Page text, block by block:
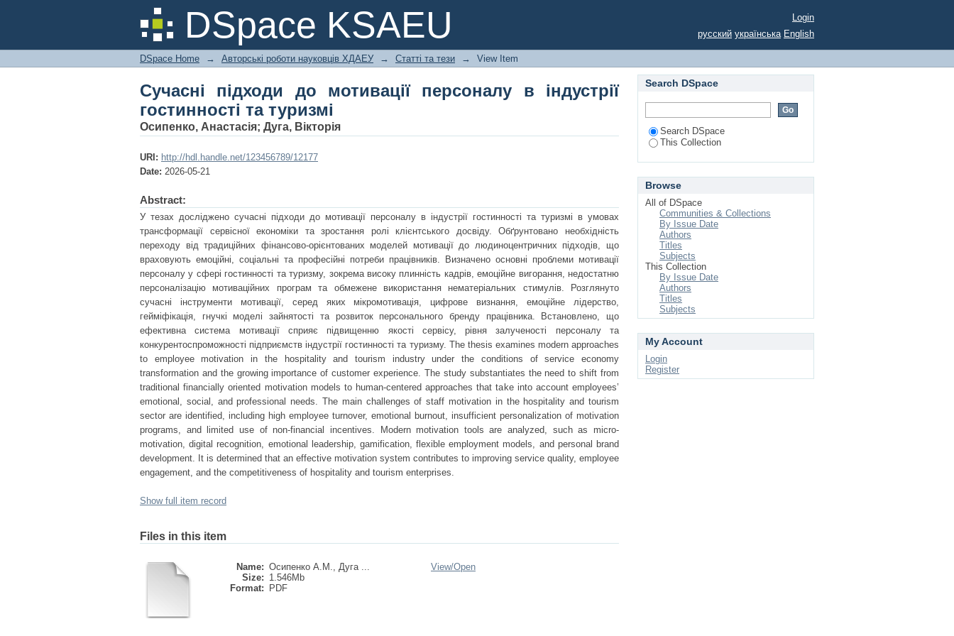
DSpace KSAEU
Сучасні підходи до мотивації персоналу в індустрії гостинності та туризмі
Login
русский українська English
DSpace Home → Авторські роботи науковців ХДАЕУ → Статті та тези → View Item
Сучасні підходи до мотивації персоналу в індустрії
гостинності та туризмі
Осипенко, Анастасія; Дуга, Вікторія
URI: http://hdl.handle.net/123456789/12177
Date: 2026-05-21
Abstract:
У тезах досліджено сучасні підходи до мотивації персоналу в індустрії гостинності та туризмі в умовах
трансформації сервісної економіки та зростання ролі клієнтського досвіду. Обґрунтовано необхідність
переходу від традиційних фінансово-орієнтованих моделей мотивації до людиноцентричних підходів, що
враховують емоційні, соціальні та професійні потреби працівників. Визначено основні проблеми мотивації
персоналу у сфері гостинності та туризму, зокрема високу плинність кадрів, емоційне вигорання, недостатню
персоналізацію мотиваційних програм та обмежене використання нематеріальних стимулів. Розглянуто
сучасні інструменти мотивації, серед яких мікромотивація, цифрове визнання, емоційне лідерство,
гейміфікація, гнучкі моделі зайнятості та розвиток персонального бренду працівника. Встановлено, що
ефективна система мотивації сприяє підвищенню якості сервісу, рівня залученості персоналу та
конкурентоспроможності підприємств індустрії гостинності та туризму. The thesis examines modern approaches
to employee motivation in the hospitality and tourism industry under the conditions of service economy
transformation and the growing importance of customer experience. The study substantiates the need to shift from
traditional financially oriented motivation models to human-centered approaches that take into account employees’
emotional, social, and professional needs. The main challenges of staff motivation in the hospitality and tourism
sector are identified, including high employee turnover, emotional burnout, insufficient personalization of motivation
programs, and limited use of non-financial incentives. Modern motivation tools are analyzed, such as micro-
motivation, digital recognition, emotional leadership, gamification, flexible employment models, and personal brand
development. It is determined that an effective motivation system contributes to improving service quality, employee
engagement, and the competitiveness of hospitality and tourism enterprises.
Show full item record
Files in this item
Name: Осипенко А.М., Дуга ...
Size: 1.546Mb
Format:
PDF
View/Open
Search DSpace
Search DSpace
This Collection
Browse
All of DSpace
Communities & Collections
By Issue Date
Authors
Titles
Subjects
This Collection
By Issue Date
Authors
Titles
Subjects
My Account
Login
Register